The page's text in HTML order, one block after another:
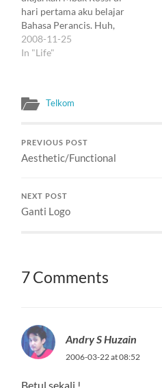
Comissioning Test, dan
sekarang masuk pengujian
8IC, yang dimulai hari…
hari pertama aku belajar
Bahasa Perancis. Huh,
mempresentasikan diri :).
Sesuatu yang berat buat
Sekedar menjawab,
mudah dan nyaman.
Harus cari pegangan kursi
2008-11-25
In "Life"
Telkom
PREVIOUS POST
Aesthetic/Functional
NEXT POST
Ganti Logo
7 Comments
Andry S Huzain
2006-03-22 at 08:52
Betul sekali !